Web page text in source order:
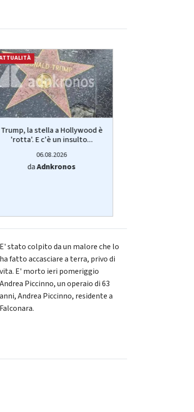
Trump, la stella a Hollywood è
'rotta'. E c'è un insulto...
06.08.2026
daAdnkronos
E' stato colpito da un malore che lo
ha fatto accasciare a terra, privo di
vita. E' morto ieri pomeriggio
Andrea Piccinno, un operaio di 63
anni, Andrea Piccinno, residente a
Falconara.